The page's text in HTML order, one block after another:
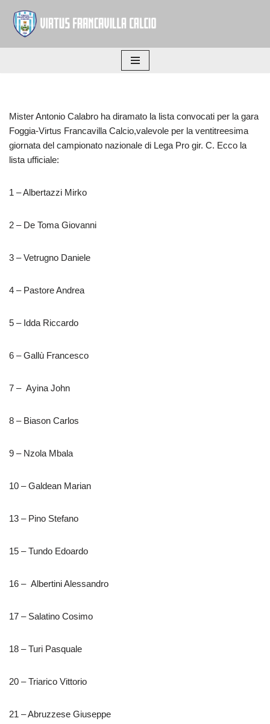
Vai
al
Mister Antonio Calabro ha diramato la lista convocati per la gara
Foggia-Virtus Francavilla Calcio,valevole per la ventitreesima
giornata del campionato nazionale di Lega Pro gir. C. Ecco la
lista ufficiale:
1 – Albertazzi Mirko
2 – De Toma Giovanni
3 – Vetrugno Daniele
4 – Pastore Andrea
5 – Idda Riccardo
6 – Gallù Francesco
7 – Ayina John
8 – Biason Carlos
9 – Nzola Mbala
10 – Galdean Marian
13 – Pino Stefano
15 – Tundo Edoardo
16 – Albertini Alessandro
17 – Salatino Cosimo
18 – Turi Pasquale
20 – Triarico Vittorio
21 – Abruzzese Giuseppe